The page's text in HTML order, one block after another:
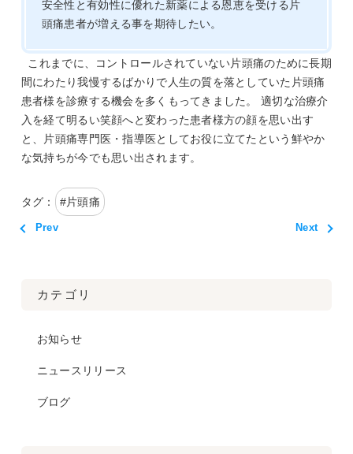
安全性と有効性に優れた新薬による恩恵を受ける片
頭痛患者が増える事を期待したい。
これまでに、コントロールされていない片頭痛のために長期
間にわたり我慢するばかりで人生の質を落としていた片頭痛
患者様を診療する機会を多くもってきました。 適切な治療介
入を経て明るい笑顔へと変わった患者様方の顔を思い出す
と、片頭痛専門医・指導医としてお役に立てたという鮮やか
な気持ちが今でも思い出されます。
タグ： #片頭痛
Prev Next
カテゴリ
お知らせ
ニュースリリース
ブログ